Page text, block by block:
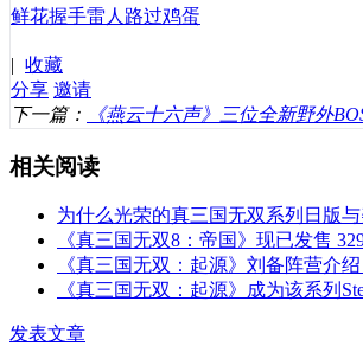
鲜花握手雷人 路过鸡蛋
| 收藏
分享 邀请
下一篇：
《燕云十六声》三位全新野外
相关阅读
为什么光荣的真三国无双系列日版
《真三国无双8：帝国》现已发售
《真三国无双：起源》刘备阵营介
《真三国无双：起源》成为该系列
发表文章